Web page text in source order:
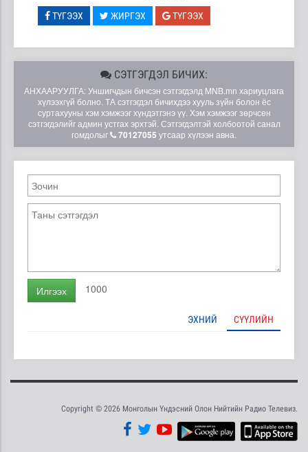
ТҮГЭЭХ ЖИРГЭХ ТҮГЭЭХ
СЭТГЭГДЭЛ БИЧИХ:
АНХААРУУЛГА: Уншигчдын бичсэн сэтгэгдэлд MNB.mn хариуцлага
хүлээхгүй болно. ТА сэтгэгдэл бичихдээ хууль зүйн болон ёс
суртахууны хэм хэмжээг хүндэтгэнэ үү. Хэм хэмжээг зөрчсөн
сэтгэгдэлийг админ устгах эрхтэй. Сэтгэгдэлтэй холбоотой санал
гомдолыг
70127055 утсаар хүлээн авна.
Илгээх 1000
ЭХНИЙ СҮҮЛИЙН
Copyright © 2026 Монголын Үндэсний Олон Нийтийн Радио Телевиз.